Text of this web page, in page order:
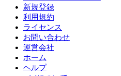
新規登録
利用規約
ライセンス
お問い合わせ
運営会社
ホーム
ヘルプ